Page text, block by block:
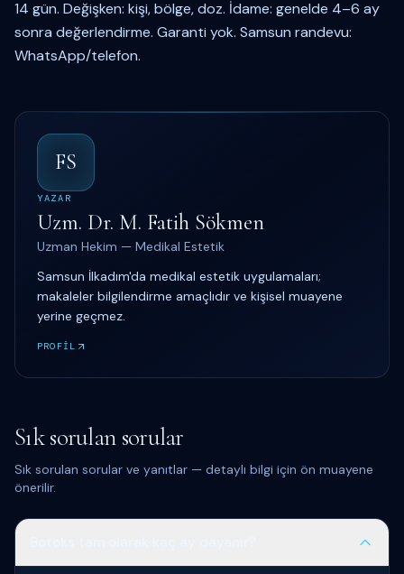
14 gün. Değişken: kişi, bölge, doz. İdame: genelde 4–6 ay
sonra değerlendirme. Garanti yok. Samsun randevu:
WhatsApp/telefon.
FS
YAZAR
Uzm. Dr. M. Fatih Sökmen
Uzman Hekim — Medikal Estetik
Samsun İlkadım'da medikal estetik uygulamaları;
makaleler bilgilendirme amaçlıdır ve kişisel muayene
yerine geçmez.
PROFİL
Sık sorulan sorular
Sık sorulan sorular ve yanıtlar — detaylı bilgi için ön muayene
önerilir.